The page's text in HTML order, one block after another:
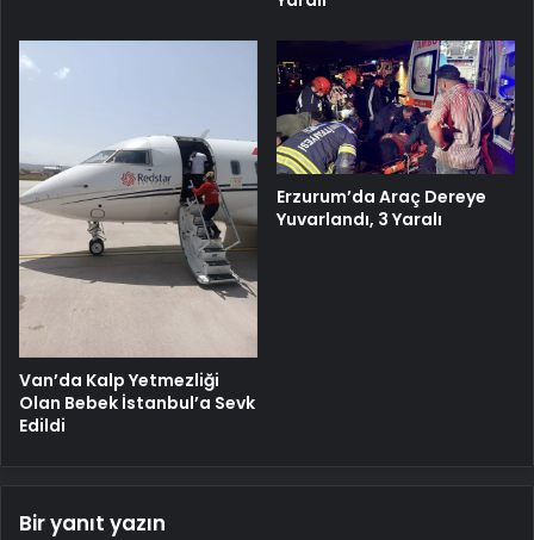
Van’da Kalp Yetmezliği
Olan Bebek İstanbul’a Sevk
Edildi
Erzurum’da Araç Dereye
Yuvarlandı, 3 Yaralı
Bir yanıt yazın